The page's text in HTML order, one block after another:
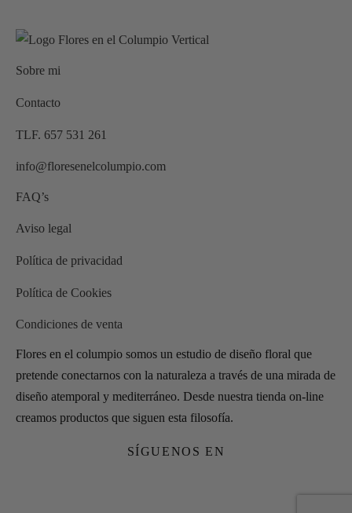
Flores en el columpio somos un estudio de diseño floral que
pretende conectarnos con la naturaleza a través de una mirada de
diseño atemporal y mediterráneo. Desde nuestra tienda on-line
creamos productos que siguen esta filosofía.
SÍGUENOS EN
Sobre mi
Contacto
TLF. 657 531 261
info@floresenelcolumpio.com
FAQ’s
Aviso legal
Política de privacidad
Política de Cookies
Condiciones de venta